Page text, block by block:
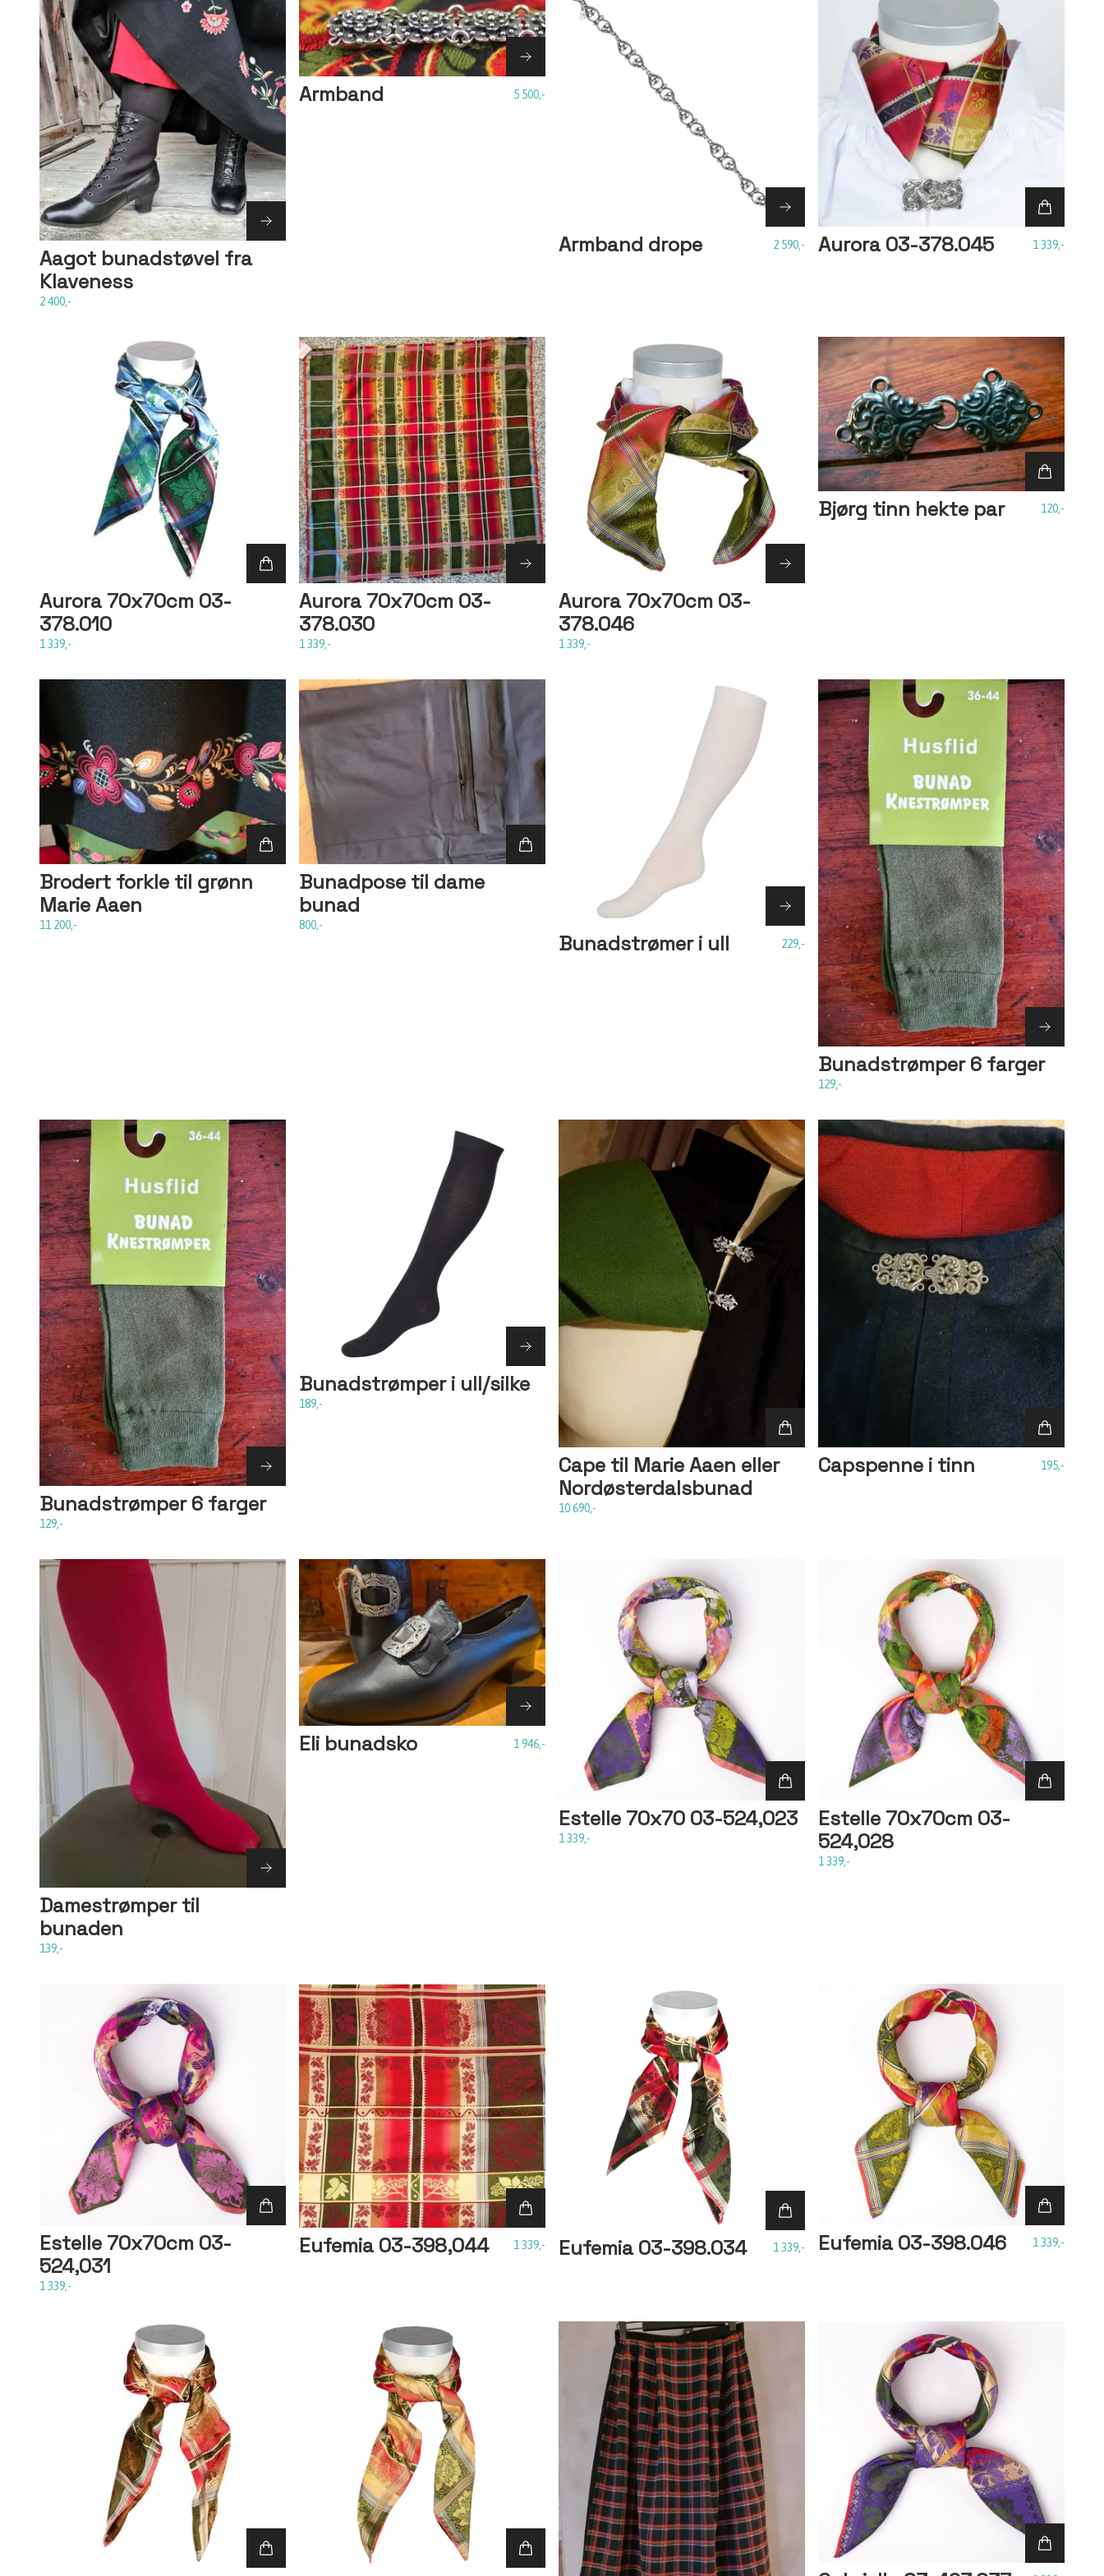
Aagot bunadstøvel fra
Klaveness
2 400,-
Armband 5 500,-
Armband drope 2 590,- Aurora 03-378.045 1 339,-
Aurora 70x70cm 03-
378.010
1 339,-
Aurora 70x70cm 03-
378.030
1 339,-
Aurora 70x70cm 03-
378.046
1 339,-
Bjørg tinn hekte par 120,-
Brodert forkle til grønn
Marie Aaen
11 200,-
Bunadpose til dame
bunad
800,-
Bunadstrømer i ull 229,-
Bunadstrømper 6 farger
129,-
Bunadstrømper 6 farger
129,-
Bunadstrømper i ull/silke
189,-
Cape til Marie Aaen eller
Nordøsterdalsbunad
10 690,-
Capspenne i tinn 195,-
Damestrømper til
bunaden
139,-
Eli bunadsko 1 946,-
Estelle 70x70 03-524,023
1 339,-
Estelle 70x70cm 03-
524,028
1 339,-
Estelle 70x70cm 03-
524,031
1 339,-
Eufemia 03-398,044 1 339,- Eufemia 03-398.034 1 339,- Eufemia 03-398.046 1 339,-